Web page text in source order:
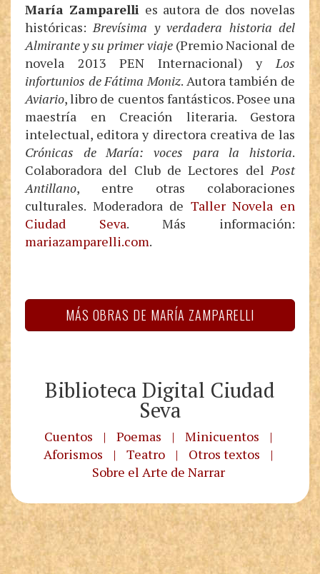
María Zamparelli es autora de dos novelas
históricas:Brevísima y verdadera historia del
Almirante y su primer viaje(Premio Nacional de
novela 2013 PEN Internacional) yLos
infortunios de Fátima Moniz. Autora también de
Aviario, libro de cuentos fantásticos. Posee una
maestría en Creación literaria. Gestora
intelectual, editora y directora creativa de las
Crónicas de María: voces para la historia.
Colaboradora del Club de Lectores delPost
Antillano, entre otras colaboraciones
culturales. Moderadora de Taller Novela en
Ciudad Seva. Más información:
mariazamparelli.com.
MÁS OBRAS DE MARÍA ZAMPARELLI
Biblioteca Digital Ciudad
Seva
Cuentos | Poemas | Minicuentos
|
Aforismos
| Teatro | Otros textos
|
Sobre el Arte de Narrar